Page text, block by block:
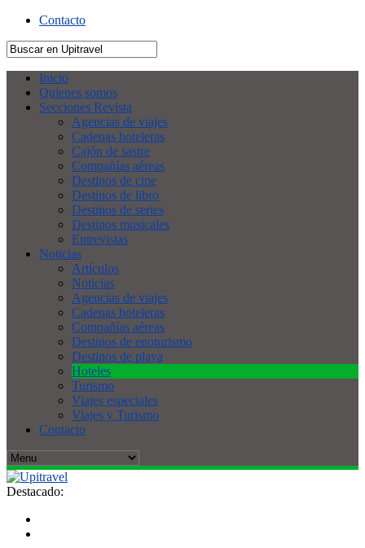
Contacto
Inicio
Quienes somos
Secciones Revista
Agencias de viajes
Cadenas hoteleras
Cajón de sastre
Compañías aéreas
Destinos de cine
Destinos de libro
Destinos de series
Destinos musicales
Entrevistas
Noticias
Artículos
Noticias
Agencias de viajes
Cadenas hoteleras
Compañías aéreas
Destinos de enoturismo
Destinos de playa
Hoteles
Turismo
Viajes especiales
Viajes y Turismo
Contacto
Destacado: